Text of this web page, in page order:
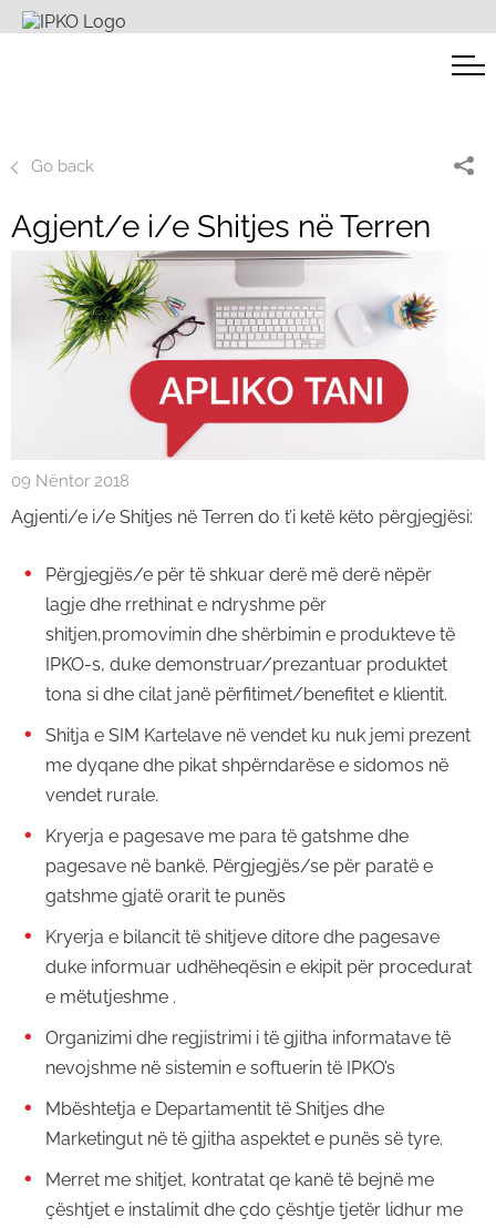
Go back
Agjent/e i/e Shitjes në Terren
09 Nëntor 2018
Agjenti/e i/e Shitjes në Terren do t’i ketë këto përgjegjësi:
Përgjegjës/e për të shkuar derë më derë nëpër
lagje dhe rrethinat e ndryshme për
shitjen,promovimin dhe shërbimin e produkteve të
IPKO-s, duke demonstruar/prezantuar produktet
tona si dhe cilat janë përfitimet/benefitet e klientit.
Shitja e SIM Kartelave në vendet ku nuk jemi prezent
me dyqane dhe pikat shpërndarëse e sidomos në
vendet rurale.
Kryerja e pagesave me para të gatshme dhe
pagesave në bankë. Përgjegjës/se për paratë e
gatshme gjatë orarit te punës
Kryerja e bilancit të shitjeve ditore dhe pagesave
duke informuar udhëheqësin e ekipit për procedurat
e mëtutjeshme .
Organizimi dhe regjistrimi i të gjitha informatave të
nevojshme në sistemin e softuerin të IPKO’s
Mbështetja e Departamentit të Shitjes dhe
Marketingut në të gjitha aspektet e punës së tyre.
Merret me shitjet, kontratat qe kanë të bejnë me
çështjet e instalimit dhe çdo çështje tjetër lidhur me